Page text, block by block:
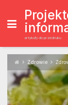
content
artykuły do przedruku
Zdrowie